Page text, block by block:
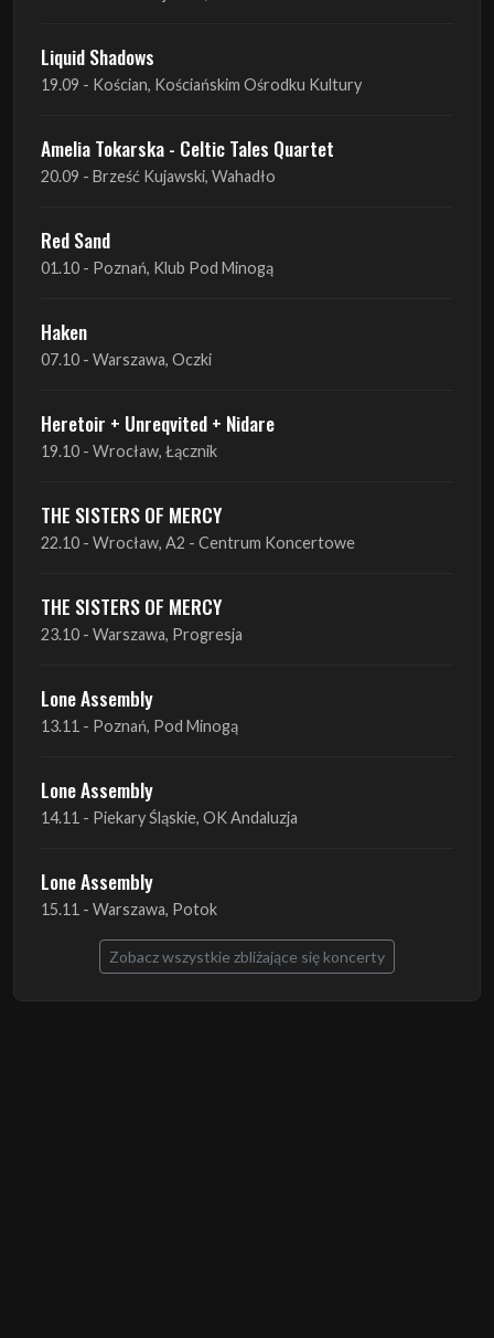
Amelia Tokarska - Celtic Tales Quartet
20.09 - Brześć Kujawski, Wahadło
Red Sand
Haken
Heretoir + Unreqvited + Nidare
THE SISTERS OF MERCY
22.10 - Wrocław, A2 - Centrum Koncertowe
THE SISTERS OF MERCY
Lone Assembly
Lone Assembly
14.11 - Piekary Śląskie, OK Andaluzja
Lone Assembly
15.11 - Warszawa, Potok